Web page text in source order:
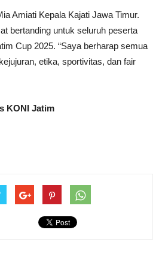
Amiati Kepala Kajati Jawa Timur.
bertanding untuk seluruh peserta
Cup 2025. “Saya berharap semua
etika, sportivitas, dan fair
KONI Jatim